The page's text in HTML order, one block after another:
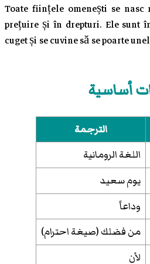
Toate ființele omenești se nasc
prețuire și în drepturi. Ele sunt
cuget și se cuvine să se poarte
أساسية
الترجمة
اللغة الرومانية
يوم سعيد
وداعاً
من فضلك (صيغة احترام)
لأن